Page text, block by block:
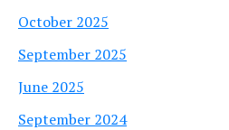
October 2025
September 2025
June 2025
September 2024